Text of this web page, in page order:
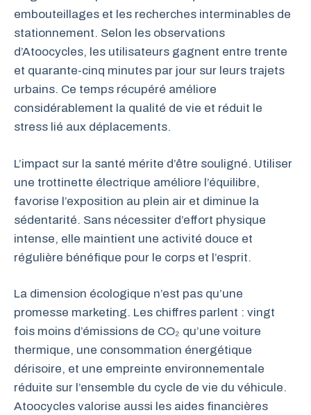
embouteillages et les recherches interminables de
stationnement. Selon les observations
d’Atoocycles, les utilisateurs gagnent entre trente
et quarante-cinq minutes par jour sur leurs trajets
urbains. Ce temps récupéré améliore
considérablement la qualité de vie et réduit le
stress lié aux déplacements.
L’impact sur la santé mérite d’être souligné. Utiliser
une trottinette électrique améliore l’équilibre,
favorise l’exposition au plein air et diminue la
sédentarité. Sans nécessiter d’effort physique
intense, elle maintient une activité douce et
régulière bénéfique pour le corps et l’esprit.
La dimension écologique n’est pas qu’une
promesse marketing. Les chiffres parlent : vingt
fois moins d’émissions de CO₂ qu’une voiture
thermique, une consommation énergétique
dérisoire, et une empreinte environnementale
réduite sur l’ensemble du cycle de vie du véhicule.
Atoocycles valorise aussi les aides financières